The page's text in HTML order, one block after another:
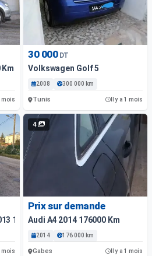
mois
30 000 DT
Volkswagen Golf 5
2008 300 000 km
Tunis Il y a 1 mois
192000 Km
mois
4
Prix sur demande
Audi A4 2014 176000 Km
2014 176 000 km
Gabes Il y a 1 mois